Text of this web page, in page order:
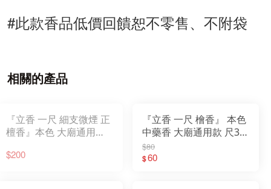
#此款香品低價回饋恕不零售、不附袋
相關的產品
『立香 一尺 細支微煙 正
檀香』本色 大廟通用款
檀香 原木香 一貫道
$200
『立香 一尺 檜香』 本色
中藥香 大廟通用款 尺3
尺6 一斤裝 香 立香 檀香
原木香 一貫道
$80
$60